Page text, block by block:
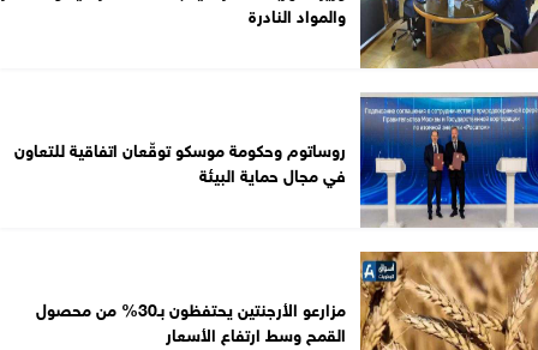
والمواد النادرة
روساتوم وحكومة موسكو توقّعان اتفاقية للتعاون
في مجال حماية البيئة
مزارعو الأرجنتين يحتفظون بـ30% من محصول
القمح وسط ارتفاع الأسعار